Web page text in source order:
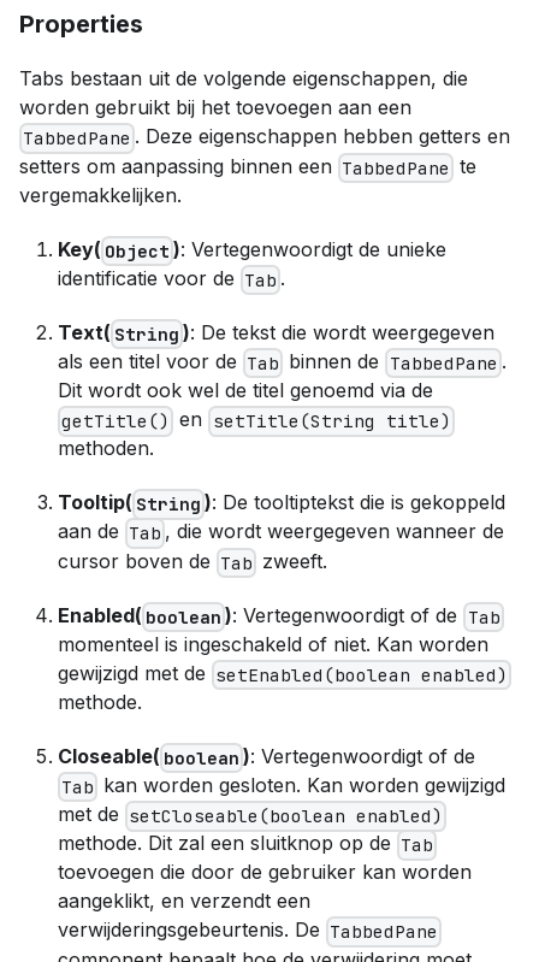
Properties
Tabs bestaan uit de volgende eigenschappen, die
worden gebruikt bij het toevoegen aan een
TabbedPane . Deze eigenschappen hebben getters en
setters om aanpassing binnen een TabbedPane te
vergemakkelijken.
Key( Object ): Vertegenwoordigt de unieke
identificatie voor de Tab .
Text( String ): De tekst die wordt weergegeven
als een titel voor de Tab binnen de TabbedPane .
Dit wordt ook wel de titel genoemd via de
getTitle() en setTitle(String title)
methoden.
Tooltip( String ): De tooltiptekst die is gekoppeld
aan de Tab , die wordt weergegeven wanneer de
cursor boven de Tab zweeft.
Enabled( boolean ): Vertegenwoordigt of de Tab
momenteel is ingeschakeld of niet. Kan worden
gewijzigd met de setEnabled(boolean enabled)
methode.
Closeable( boolean ): Vertegenwoordigt of de
Tab kan worden gesloten. Kan worden gewijzigd
met de setCloseable(boolean enabled)
methode. Dit zal een sluitknop op de Tab
toevoegen die door de gebruiker kan worden
aangeklikt, en verzendt een
verwijderingsgebeurtenis. De TabbedPane